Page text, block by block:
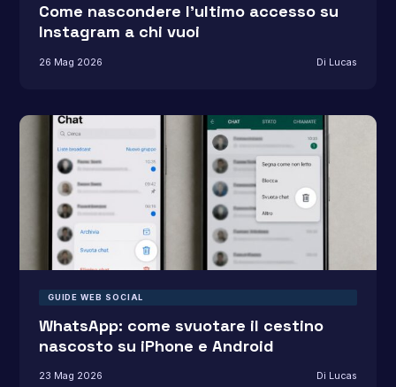
Come nascondere l’ultimo accesso su
Instagram a chi vuoi
26 Mag 2026 Di Lucas
GUIDE WEB SOCIAL
WhatsApp: come svuotare il cestino
nascosto su iPhone e Android
23 Mag 2026 Di Lucas